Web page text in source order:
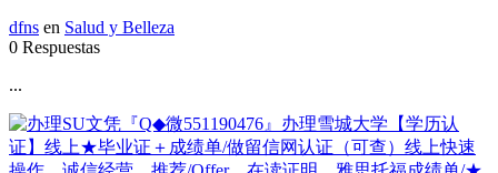
dfns en Salud y Belleza
0 Respuestas
...